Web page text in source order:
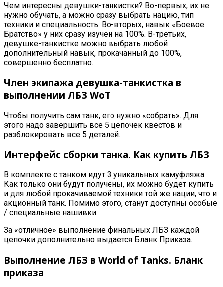
Чем интересны девушки-танкистки? Во-первых, их не
нужно обучать, а можно сразу выбрать нацию, тип
техники и специальность. Во-вторых, навык «Боевое
Братство» у них сразу изучен на 100%. В-третьих,
девушке-танкистке можно выбрать любой
дополнительный навык, прокачанный до 100%,
совершенно бесплатно.
Член экипажа девушка-танкистка в
выполнении ЛБЗ WoT
Чтобы получить сам танк, его нужно «собрать». Для
этого надо завершить все 5 цепочек квестов и
разблокировать все 5 деталей.
Интерфейс сборки танка. Как купить ЛБЗ
В комплекте с танком идут 3 уникальных камуфляжа.
Как только они будут получены, их можно будет купить
и для любой прокачиваемой техники той же нации, что и
акционный танк. Помимо этого, станут доступны особые
/ специальные нашивки.
За «отличное» выполнение финальных ЛБЗ каждой
цепочки дополнительно выдается Бланк Приказа.
Выполнение ЛБЗ в World of Tanks. Бланк
приказа